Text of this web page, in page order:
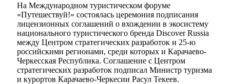
На Международном туристическом форуме
«Путешествуй!» состоялась церемония подписания
лицензионных соглашений о вхождении в экосистему
национального туристического бренда Discover Russia
между Центром стратегических разработок и 25-ю
российскими регионами, среди которых и Карачаево-
Черкесская Республика. Соглашение с Центром
стратегических разработок подписал Министр туризма
и курортов Карачаево-Черкесии Расул Текеев.